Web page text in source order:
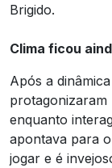
Brigido.
Clima ficou
Após a
protagonizaram
enquanto
apontava para
jogar e é